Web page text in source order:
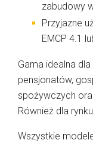
zabudowy
Przyjazne
EMCP 4.1
Gama idealna
pensjonatów,
spożywczych
Również dla
Wszystkie